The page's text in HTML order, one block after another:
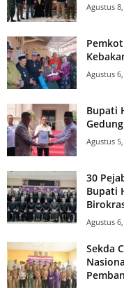
Agustus
Agustus
Bupati
Agustus
30
Bupati
Agustus
Sekda